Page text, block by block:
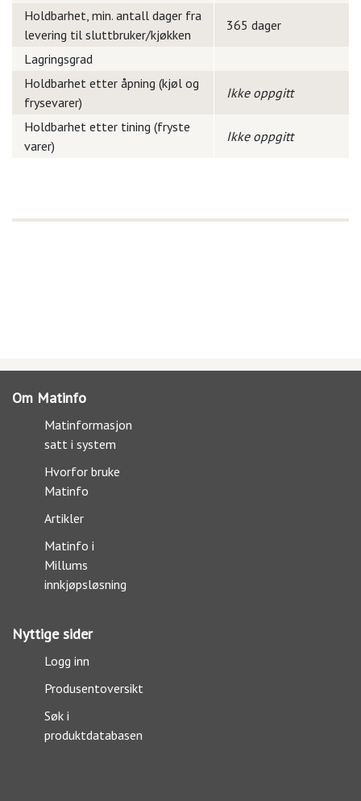
Holdbarhet, min. antall dager fra
levering til sluttbruker/kjøkken
365 dager
Lagringsgrad
Holdbarhet etter åpning (kjøl og
frysevarer)
Ikke oppgitt
Holdbarhet etter tining (fryste
varer)
Ikke oppgitt
Om Matinfo
Matinformasjon
satt i system
Hvorfor bruke
Matinfo
Artikler
Matinfo i
Millums
innkjøpsløsning
Nyttige sider
Logg inn
Produsentoversikt
Søk i
produktdatabasen